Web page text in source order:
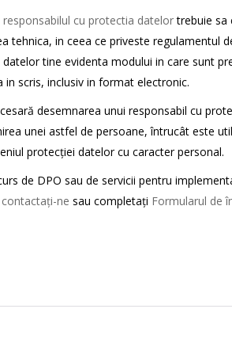
responsabilul cu protectia datelortrebuie sa
tehnica, in ceea ce priveste regulamentul
tine evidenta modului in care sunt
in scris, inclusiv in format electronic.
desemnarea unui responsabil cu
unei astfel de persoane, întrucât este
protecției datelor cu caracter personal.
de DPO sau de servicii pentru
contactați-ne sau completați Formularul de